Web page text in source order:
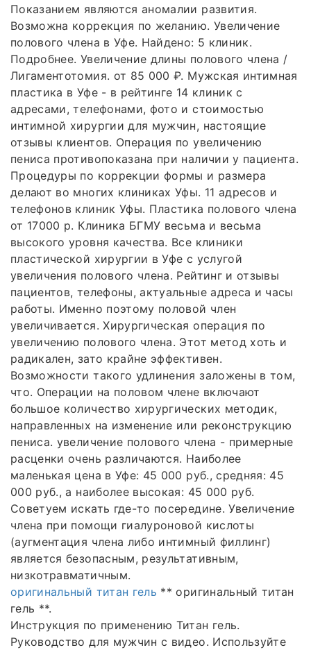
Показанием являются аномалии развития.
Возможна коррекция по желанию. Увеличение
полового члена в Уфе. Найдено: 5 клиник.
Подробнее. Увеличение длины полового члена /
Лигаментотомия. от 85 000 ₽. Мужская интимная
пластика в Уфе - в рейтинге 14 клиник с
адресами, телефонами, фото и стоимостью
интимной хирургии для мужчин, настоящие
отзывы клиентов. Операция по увеличению
пениса противопоказана при наличии у пациента.
Процедуры по коррекции формы и размера
делают во многих клиниках Уфы. 11 адресов и
телефонов клиник Уфы. Пластика полового члена
от 17000 р. Клиника БГМУ весьма и весьма
высокого уровня качества. Все клиники
пластической хирургии в Уфе с услугой
увеличения полового члена. Рейтинг и отзывы
пациентов, телефоны, актуальные адреса и часы
работы. Именно поэтому половой член
увеличивается. Хирургическая операция по
увеличению полового члена. Этот метод хоть и
радикален, зато крайне эффективен.
Возможности такого удлинения заложены в том,
что. Операции на половом члене включают
большое количество хирургических методик,
направленных на изменение или реконструкцию
пениса. увеличение полового члена - примерные
расценки очень различаются. Наиболее
маленькая цена в Уфе: 45 000 руб., средняя: 45
000 руб., а наиболее высокая: 45 000 руб.
Советуем искать где-то посередине. Увеличение
члена при помощи гиалуроновой кислоты
(аугментация члена либо интимный филлинг)
является безопасным, результативным,
низкотравматичным.
оригинальный титан гель ** оригинальный титан
гель **.
Инструкция по применению Титан гель.
Руководство для мужчин с видео. Используйте